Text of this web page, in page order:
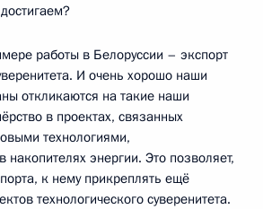
работы в Белоруссии – экспорт
И очень хорошо наши
откликаются на такие наши
в проектах, связанных
технологиями,
энергии. Это позволяет,
к нему прикреплять ещё
технологического суверенитета.